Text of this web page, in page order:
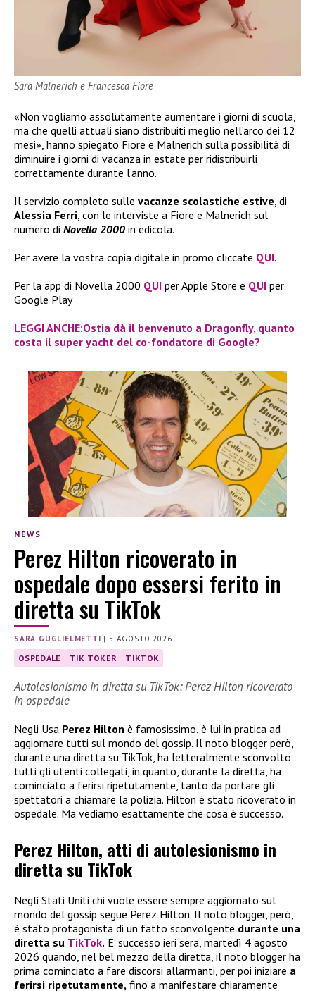
Sara Malnerich e Francesca Fiore
«Non vogliamo assolutamente aumentare i giorni di scuola,
ma che quelli attuali siano distribuiti meglio nell’arco dei 12
mesi», hanno spiegato Fiore e Malnerich sulla possibilità di
diminuire i giorni di vacanza in estate per ridistribuirli
correttamente durante l’anno.
Il servizio completo sulle vacanze scolastiche estive , di
Alessia Ferri , con le interviste a Fiore e Malnerich sul
numero di Novella 2000 in edicola.
Per avere la vostra copia digitale in promo cliccate QUI.
Per la app di Novella 2000 QUI per Apple Store e QUI per
Google Play
LEGGI ANCHE:Ostia dà il benvenuto a Dragonfly, quanto
costa il super yacht del co-fondatore di Google?
NEWS
Perez Hilton ricoverato in
ospedale dopo essersi ferito in
diretta su TikTok
SARA GUGLIELMETTI |5 AGOSTO 2026
OSPEDALE TIK TOKER TIKTOK
Autolesionismo in diretta su TikTok: Perez Hilton ricoverato
in ospedale
Negli Usa Perez Hilton è famosissimo, è lui in pratica ad
aggiornare tutti sul mondo del gossip. Il noto blogger però,
durante una diretta su TikTok, ha letteralmente sconvolto
tutti gli utenti collegati, in quanto, durante la diretta, ha
cominciato a ferirsi ripetutamente, tanto da portare gli
spettatori a chiamare la polizia. Hilton è stato ricoverato in
ospedale. Ma vediamo esattamente che cosa è successo.
Perez Hilton, atti di autolesionismo in
diretta su TikTok
Negli Stati Uniti chi vuole essere sempre aggiornato sul
mondo del gossip segue Perez Hilton. Il noto blogger, però,
è stato protagonista di un fatto sconvolgente durante una
diretta su TikTok. E’ successo ieri sera, martedì 4 agosto
2026 quando, nel bel mezzo della diretta, il noto blogger ha
prima cominciato a fare discorsi allarmanti, per poi iniziare a
ferirsi ripetutamente, fino a manifestare chiaramente